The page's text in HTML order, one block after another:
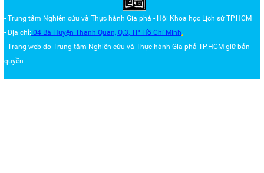
- Trung tâm Nghiên cứu và Thực hành Gia phả - Hội Khoa học Lịch sử TP.HCM
- Địa chỉ: 04 Bà Huyện Thanh Quan, Q.3, TP Hồ Chí Minh.
- Trang web do Trung tâm Nghiên cứu và Thực hành Gia phả TP.HCM giữ bản
quyền